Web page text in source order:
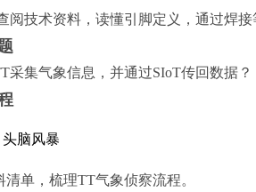
技术资料，读懂引脚定义，通过焊接
采集气象信息，并通过SIoT传回数据？
头脑风暴
清单，梳理TT气象侦察流程。